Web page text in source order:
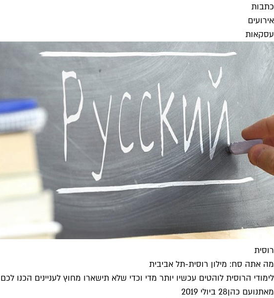
כתבות
אירועים
עסקאות
רוסית
מה אתה סח: מילון רוסית-תל אביבית
לימודי הרוסית לוהטים עכשיו יותר מדי וכדי שלא תישארו מחוץ לעניינים הכנו
מאתנועם כהן28 ביולי 2019